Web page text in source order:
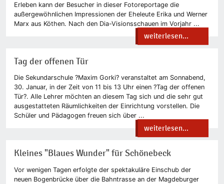
Erleben kann der Besucher in dieser Fotoreportage die
außergewöhnlichen Impressionen der Eheleute Erika und Werner
Marx aus Köthen. Nach den Dia-Visionsschauen im Vorjahr ...
weiterlesen...
Tag der offenen Tür
Die Sekundarschule ?Maxim Gorki? veranstaltet am Sonnabend,
30. Januar, in der Zeit von 11 bis 13 Uhr einen ?Tag der offenen
Tür?. Alle Lehrer möchten an diesem Tag sich und die sehr gut
ausgestatteten Räumlichkeiten der Einrichtung vorstellen. Die
Schüler und Pädagogen freuen sich über ...
weiterlesen...
Kleines "Blaues Wunder" für Schönebeck
Vor wenigen Tagen erfolgte der spektakuläre Einschub der
neuen Bogenbrücke über die Bahntrasse an der Magdeburger